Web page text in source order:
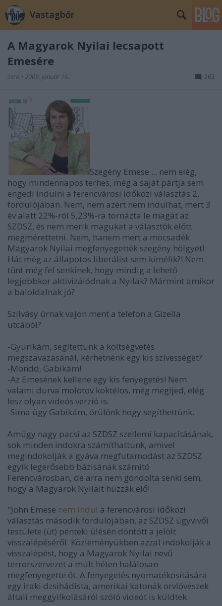
Vastagbőr
A Magyarok Nyilai lecsapott
Emesére
zero • 2009. január 16. 263
Szegény Emese ... nem elég,
hogy mindennapos terhes, még a saját pártja sem
engedi indulni a ferencvárosi időközi választás 2.
fordulójában. Nem, nem azért nem indulhat, mert 3
év alatt 22%-ról 5,23%-ra tornázta le magát az
SZDSZ, és nem merik magukat a választók előtt
megmérettetni. Nem, hanem mert a mocsadék
Magyarok Nyilai megfenyegették szegény hölgyet!
Hát még az állapotos liberálist sem kímélik?! Nem
tűnt még fel senkinek, hogy mindig a lehető
legjobbkor aktivizálódnak a Nyilak? Mármint amikor
a baloldalnak jó?
Szilvásy úrnak vajon ment a telefon a Gizella
utcából?
-Gyurikám, segítettünk a költségvetés
megszavazásánál, kérhetnénk egy kis szívességet?
-Mondd, Gabikám!
-Az Emesének kellene egy kis fenyegetés! Nem
valami durva molotov koktélos, még megijed, elég
lesz olyan videós verzió is.
-Sima ügy Gabikám, örülönk hogy segíthettünk.
Amúgy nagy pacsi az SZDSZ szellemi kapacitásának,
sok minden indokra számíthattunk, amivel
megindokolják a gyáva megfutamodást az SZDSZ
egyik legerősebb bázisának számító
Ferencvárosban, de arra nem gondolta senki sem,
hogy a Magyarok Nyilait húzzák elő!
"John Emese nem indul a ferencvárosi időközi
választás második fordulójában, az SZDSZ ügyvivői
testülete (üt) pénteki ülésén döntött a jelölt
visszalépéséről. Közleményükben azzal indokolják a
visszalépést, hogy a Magyarok Nyilai nevű
terrorszervezet a múlt héten halálosan
megfenyegette őt. A fenyegetés nyomatékosítására
egy iraki dzsihádista, amerikai katonák orvlövészek
általi meggyilkolásáról szóló videót is küldtek.